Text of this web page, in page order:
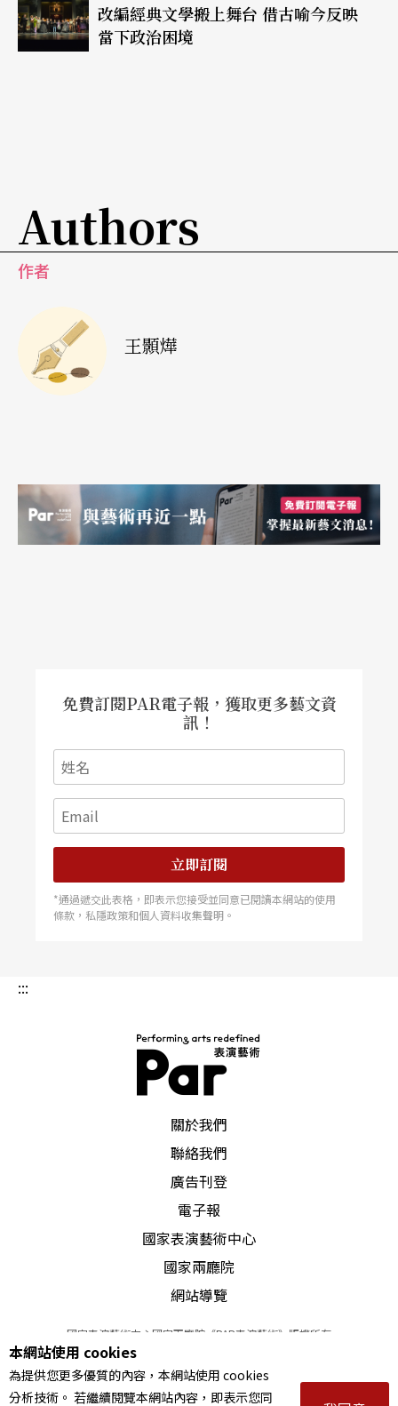
改編經典文學搬上舞台 借古喻今反映
當下政治困境
Authors
作者
王顥燁
免費訂閱PAR電子報，獲取更多藝文資
訊！
立即訂閱
*通過遞交此表格，即表示您接受並同意已閱讀本網站的使用
條款，私隱政策和個人資料收集聲明。
:::
關於我們
聯絡我們
廣告刊登
電子報
國家表演藝術中心
國家兩廳院
網站導覽
國家表演藝術中心國家兩廳院《PAR表演藝術》版權所有
© 2022Performing arts redefined. All Rights Reserved
統一編號 Tax Id number 00973926
本站所提供相關演出資訊，如有異動應以主辦單位公告為準。
本網站使用 cookies
為提供您更多優質的內容，本網站使用 cookies
分析技術。 若繼續閱覽本網站內容，即表示您同